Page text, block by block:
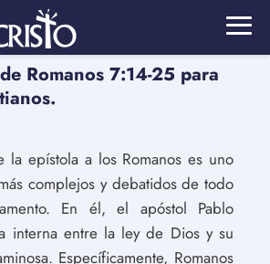
Romanos 7:14-25 para
la epístola a los Romanos es uno
complejos y debatidos de todo
En él, el apóstol Pablo
interna entre la ley de Dios y su
Específicamente, Romanos